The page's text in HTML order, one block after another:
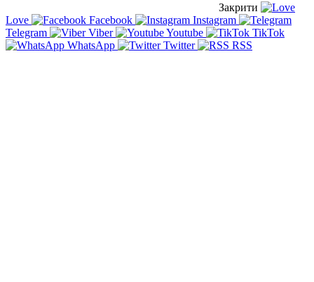
Закрити
Love
Facebook
Instagram
Telegram
Viber Youtube
TikTok
WhatsApp
Twitter RSS